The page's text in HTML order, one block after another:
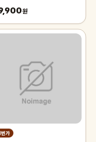
원
번가